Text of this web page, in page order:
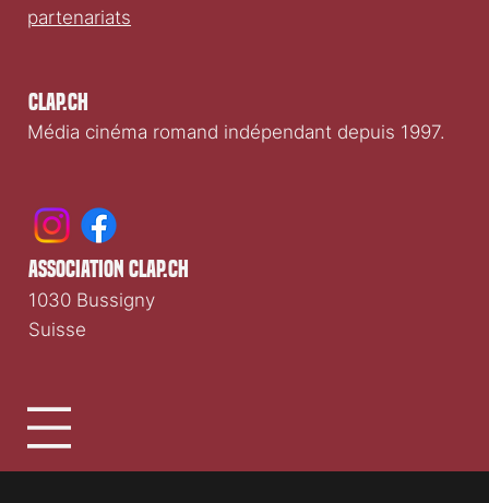
Clap.ch
Média cinéma romand indépendant depuis 1997.
partenariats
association clap.ch
1030 Bussigny
Suisse